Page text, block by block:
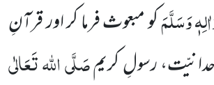
وَسَلَّمَکو مبعوث فرما کراور قرآنِ
رسولِ کریمصَلَّی اللہ تَعَالٰی